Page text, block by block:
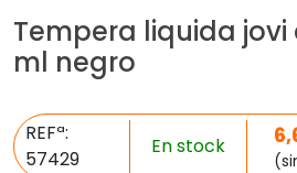
Tempera liquida jovi
ml negro
REFª:
57429
En stock